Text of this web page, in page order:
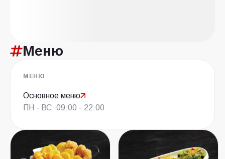
Меню
МЕНЮ
Основное меню
ПН - ВС: 09:00 - 22:00